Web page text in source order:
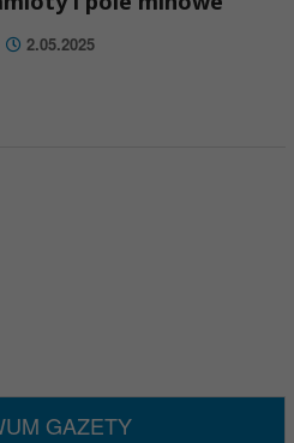
2.05.2025
GAZETY